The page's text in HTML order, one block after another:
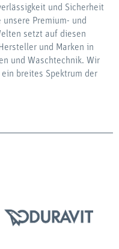
und Sicherheit
Premium- und
setzt auf diesen
und Marken in
und Waschtechnik. Wir
breites Spektrum der